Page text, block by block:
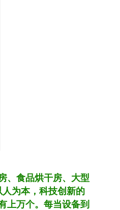
、食品烘干房、大型
为本，科技创新的
上万个。每当设备到